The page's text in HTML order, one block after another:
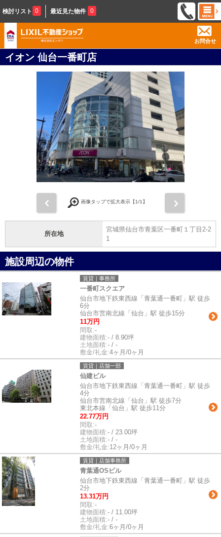
検討リスト 0 最近見た物件 0
お問合せ
イオン 仙台一番町店
画像タップで拡大表示【1/1】
所在地
宮城県仙台市青葉区一番町１丁目2-2
1
施設周辺の物件
賃貸｜事務所
一番町スクエア
仙台市地下鉄東西線「青葉通一番町」駅 徒歩
6分
仙台市営南北線「仙台」駅 徒歩15分
11万円
間取:-
建物面積:- / 8.90坪
土地面積:- / -
敷金/礼金:4ヶ月/0ヶ月
賃貸｜店舗一部
仙建ビル
仙台市地下鉄東西線「青葉通一番町」駅 徒歩
4分
仙台市営南北線「仙台」駅 徒歩7分
東北本線「仙台」駅 徒歩11分
22.77万円
間取:-
建物面積:- / 23.00坪
土地面積:- / -
敷金/礼金:12ヶ月/0ヶ月
賃貸｜店舗事務所
青葉通OSビル
仙台市地下鉄東西線「青葉通一番町」駅 徒歩
2分
13.31万円
間取:-
建物面積:- / 11.00坪
土地面積:- / -
敷金/礼金:6ヶ月/0ヶ月